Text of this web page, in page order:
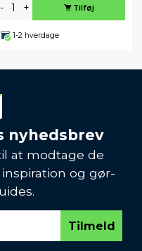
- + Tilføj
1-2 hverdage
nyhedsbrev
at modtage de
og gør-
Tilmeld